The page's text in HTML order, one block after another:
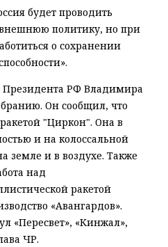
будет проводить
политику, но при
о сохранении
Президента РФ Владимира
Он сообщил, что
"Циркон". Она в
и на колоссальной
земле и в воздухе. Также
над
ракетой
«Авангардов».
«Пересвет», «Кинжал»,
ЧР.